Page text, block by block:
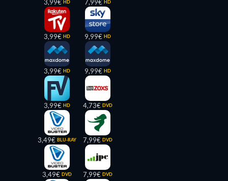
3,99€ HD
3,99€ HD
3,99€ HD
3,99€ HD
3,49€ BLU-RAY
3,49€ DVD
7,99€ HD
9,99€ HD
9,99€ HD
4,73€ DVD
7,99€ DVD
7,99€ DVD